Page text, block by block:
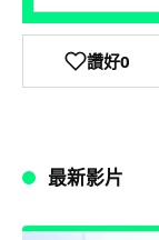
讚好0
最新影片